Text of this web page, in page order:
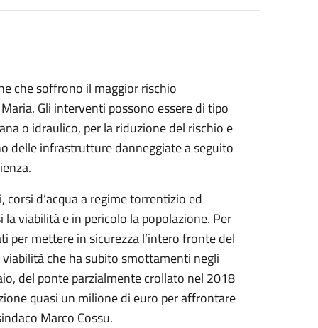
che soffrono il maggior rischio
Gli interventi possono essere di tipo
o idraulico, per la riduzione del rischio e
delle infrastrutture danneggiate a seguito
d’acqua a regime torrentizio ed
viabilità e in pericolo la popolazione. Per
per mettere in sicurezza l’intero fronte del
che ha subito smottamenti negli
del ponte parzialmente crollato nel 2018
quasi un milione di euro per affrontare
Marco Cossu.